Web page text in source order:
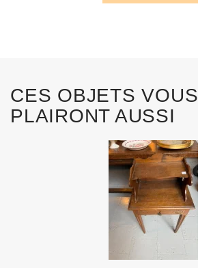
CES OBJETS VOUS
PLAIRONT AUSSI